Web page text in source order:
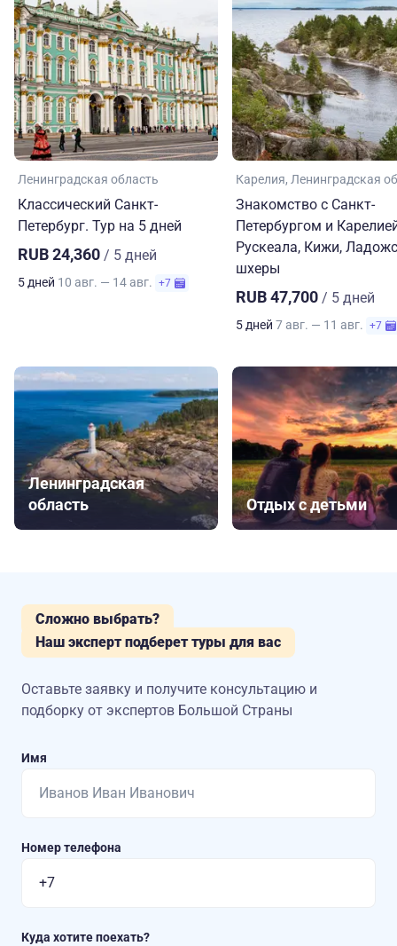
Ленинградская область
Классический Санкт-
Петербург. Тур на 5 дней
RUB 24,360 / 5 дней
5 дней 10 авг. — 14 авг. +7
Карелия Ленинградская
Знакомство с Санкт-
Петербургом и
Рускеала, Кижи,
шхеры
RUB 47,700 / 5 дней
5 дней 7 авг. — 11 авг. +7
Ленинградская
область
Отдых с детьми
Сложно выбрать?
Наш эксперт подберет туры для вас
Оставьте заявку и получите консультацию и
подборку от экспертов Большой Страны
Имя
Номер телефона
Куда хотите поехать?